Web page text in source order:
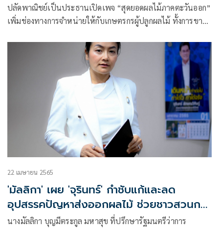
ปลัดพาณิชย์เป็นประธานเปิดเพจ “สุดยอดผลไม้ภาคตะวันออก”
เพิ่มช่องทางการจำหน่ายให้กับเกษตรกรผู้ปลูกผลไม้ ทั้งการขาย
22 เมษายน 2565
'มัลลิกา' เผย 'จุรินทร์' กำชับแก้และลด
อุปสรรคปัญหาส่งออกผลไม้ ช่วยชาวสวนกว่า
6.5 แสนครัวเรือน
นางมัลลิกา บุญมีตระกูล มหาสุข ที่ปรึกษารัฐมนตรีว่าการ